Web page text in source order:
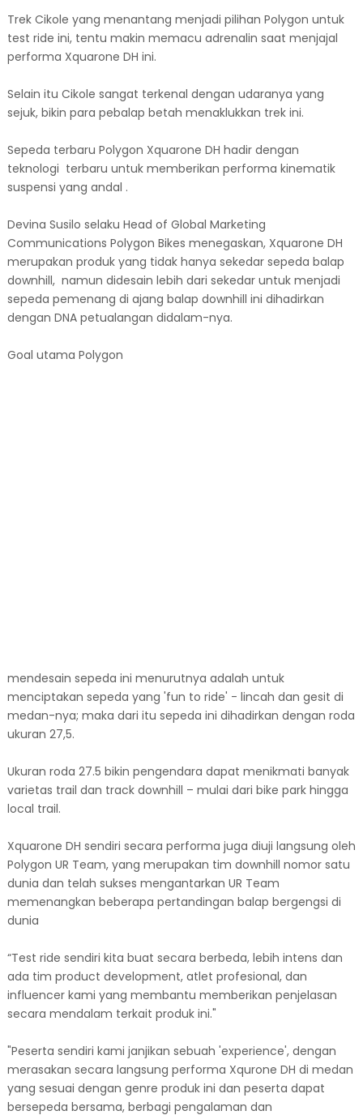
Trek Cikole yang menantang menjadi pilihan Polygon untuk
test ride ini, tentu makin memacu adrenalin saat menjajal
performa Xquarone DH ini.
Selain itu Cikole sangat terkenal dengan udaranya yang
sejuk, bikin para pebalap betah menaklukkan trek ini.
Sepeda terbaru Polygon Xquarone DH hadir dengan
teknologi terbaru untuk memberikan performa kinematik
suspensi yang andal .
Devina Susilo selaku Head of Global Marketing
Communications Polygon Bikes menegaskan, Xquarone DH
merupakan produk yang tidak hanya sekedar sepeda balap
downhill, namun didesain lebih dari sekedar untuk menjadi
sepeda pemenang di ajang balap downhill ini dihadirkan
dengan DNA petualangan didalam-nya.
Goal utama Polygon
mendesain sepeda ini menurutnya adalah untuk
menciptakan sepeda yang 'fun to ride' - lincah dan gesit di
medan-nya; maka dari itu sepeda ini dihadirkan dengan roda
ukuran 27,5.
Ukuran roda 27.5 bikin pengendara dapat menikmati banyak
varietas trail dan track downhill – mulai dari bike park hingga
local trail.
Xquarone DH sendiri secara performa juga diuji langsung oleh
Polygon UR Team, yang merupakan tim downhill nomor satu
dunia dan telah sukses mengantarkan UR Team
memenangkan beberapa pertandingan balap bergengsi di
dunia
“Test ride sendiri kita buat secara berbeda, lebih intens dan
ada tim product development, atlet profesional, dan
influencer kami yang membantu memberikan penjelasan
secara mendalam terkait produk ini."
"Peserta sendiri kami janjikan sebuah 'experience', dengan
merasakan secara langsung performa Xqurone DH di medan
yang sesuai dengan genre produk ini dan peserta dapat
bersepeda bersama, berbagi pengalaman dan